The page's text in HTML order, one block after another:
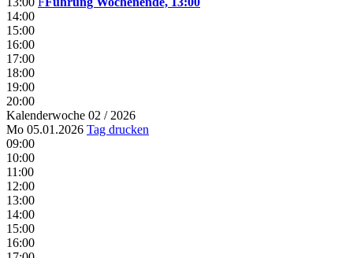
14:00
15:00
16:00
17:00
18:00
19:00
20:00
Kalenderwoche 02 / 2026
Mo 05.01.2026 Tag drucken
09:00
10:00
11:00
12:00
13:00
14:00
15:00
16:00